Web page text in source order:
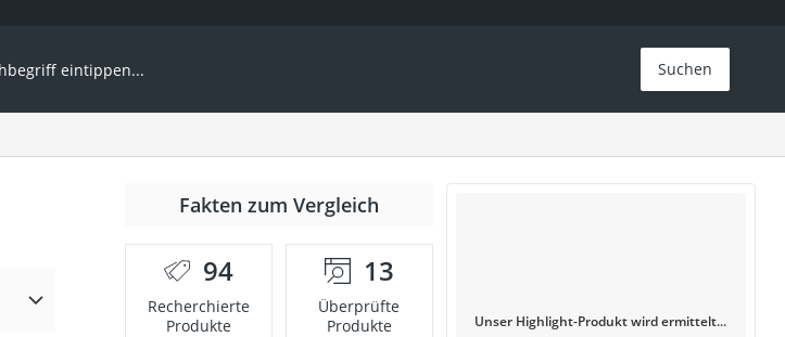
Suchen
Fakten zum Vergleich
94
Recherchierte
Produkte
13
Überprüfte
Produkte
Unser Highlight-Produkt wird ermittelt...